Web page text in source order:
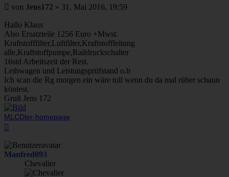
Beitrag
von Jens172 » 31. Mai 2016, 19:59
Hallo Klaus
Also Ersatzteile 1256 Euro +Mwst.
Kraftstofffilter,Luftfilter,Kraftstoffleitung
alle,Kraftstoffpumpe,Raildruckschalter
16std Arbeitszeit der Rest.
Leihwagen und Leistungsprüfstand o.b
Ich scan die Rg morgen ein wäre toll wenn du da mal rüber schaun
köntest.
Gruß Jens 172
MLCDler-homepage
Manfred093
Chevalier